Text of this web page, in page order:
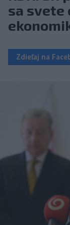
sa svete
Zdieľaj na